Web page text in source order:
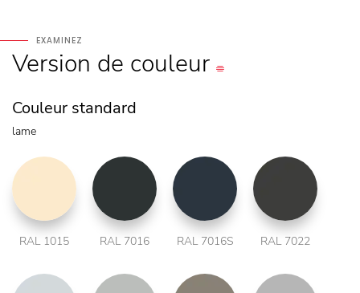
EXAMINEZ
Version de couleur
Couleur standard
lame
RAL 1015 RAL 7016 RAL 7016S RAL 7022